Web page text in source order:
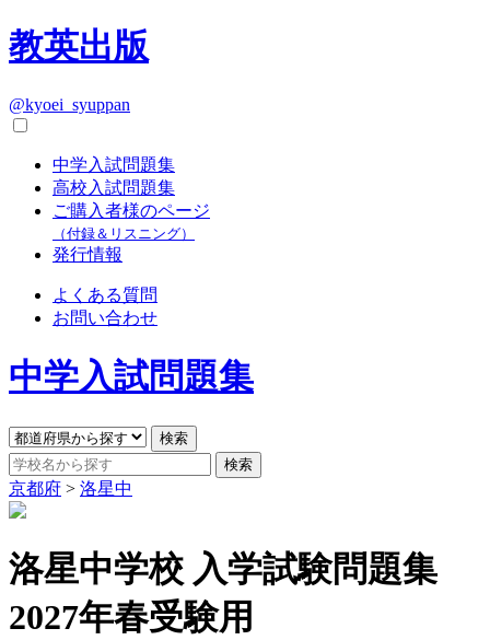
教英出版
@kyoei_syuppan
中学入試問題集
高校入試問題集
ご購入者様のページ
（付録＆リスニング）
発行情報
よくある質問
お問い合わせ
中学入試問題集
京都府 > 洛星中
洛星中学校 入学試験問題集
2027年春受験用